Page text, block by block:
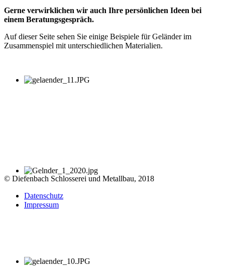
Gerne verwirklichen wir auch Ihre persönlichen Ideen bei
einem Beratungsgespräch.
Auf dieser Seite sehen Sie einige Beispiele für Geländer im
Zusammenspiel mit unterschiedlichen Materialien.
© Diefenbach Schlosserei und Metallbau, 2018
Datenschutz
Impressum